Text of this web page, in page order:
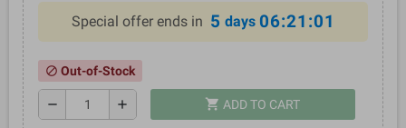
Special offer ends in 5 days 06:21:00
block Out-of-Stock
remove add shopping_cart ADD TO CART